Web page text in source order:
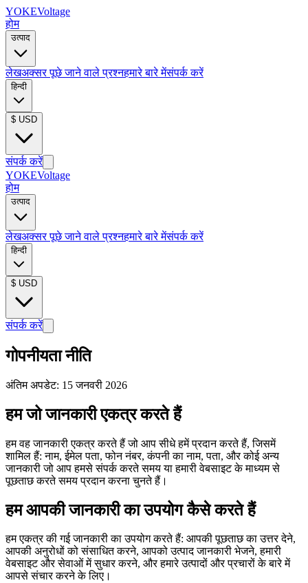
YOKEVoltage
होम
उत्पाद
लेखअक्सर पूछे जाने वाले प्रश्नहमारे बारे मेंसंपर्क करें
हिन्दी
$ USD
संपर्क करें
YOKEVoltage
होम
उत्पाद
लेखअक्सर पूछे जाने वाले प्रश्नहमारे बारे मेंसंपर्क करें
हिन्दी
$ USD
संपर्क करें
गोपनीयता नीति
अंतिम अपडेट: 15 जनवरी 2026
हम जो जानकारी एकत्र करते हैं
हम वह जानकारी एकत्र करते हैं जो आप सीधे हमें प्रदान करते हैं, जिसमें
शामिल हैं: नाम, ईमेल पता, फोन नंबर, कंपनी का नाम, पता, और कोई अन्य
जानकारी जो आप हमसे संपर्क करते समय या हमारी वेबसाइट के माध्यम से
पूछताछ करते समय प्रदान करना चुनते हैं।
हम आपकी जानकारी का उपयोग कैसे करते हैं
हम एकत्र की गई जानकारी का उपयोग करते हैं: आपकी पूछताछ का उत्तर देने,
आपकी अनुरोधों को संसाधित करने, आपको उत्पाद जानकारी भेजने, हमारी
वेबसाइट और सेवाओं में सुधार करने, और हमारे उत्पादों और प्रचारों के बारे में
आपसे संचार करने के लिए।